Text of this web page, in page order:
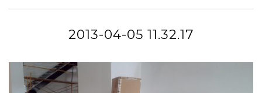
2013-04-05 11.32.17